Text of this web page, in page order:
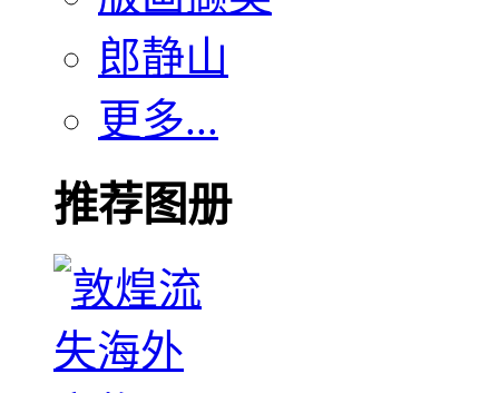
郎静山
更多...
推荐图册